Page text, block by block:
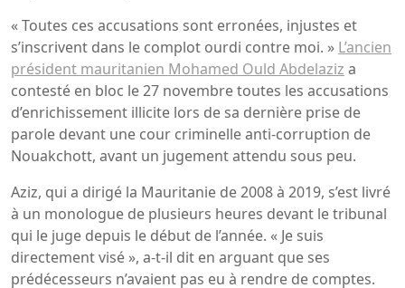
« Toutes ces accusations sont erronées, injustes et
s’inscrivent dans le complot ourdi contre moi. » L’ancien
président mauritanien Mohamed Ould Abdelaziz a
contesté en bloc le 27 novembre toutes les accusations
d’enrichissement illicite lors de sa dernière prise de
parole devant une cour criminelle anti-corruption de
Nouakchott, avant un jugement attendu sous peu.
Aziz, qui a dirigé la Mauritanie de 2008 à 2019, s’est livré
à un monologue de plusieurs heures devant le tribunal
qui le juge depuis le début de l’année. « Je suis
directement visé », a-t-il dit en arguant que ses
prédécesseurs n’avaient pas eu à rendre de comptes.